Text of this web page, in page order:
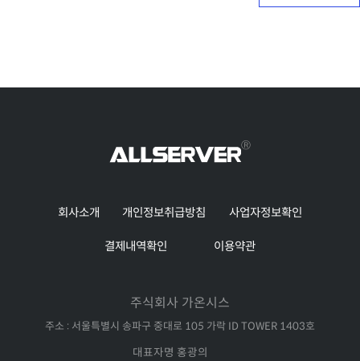
회사소개 개인정보취급방침 사업자정보확인
결제내역확인 이용약관
주식회사 가온시스
주소 : 서울특별시 송파구 중대로 105 가락 ID TOWER 1403호
대표자명 홍광의